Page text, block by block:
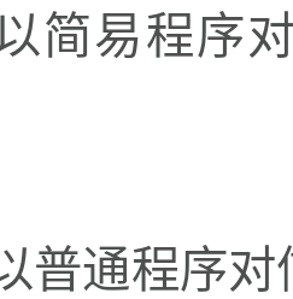
以简易程序
普通程序